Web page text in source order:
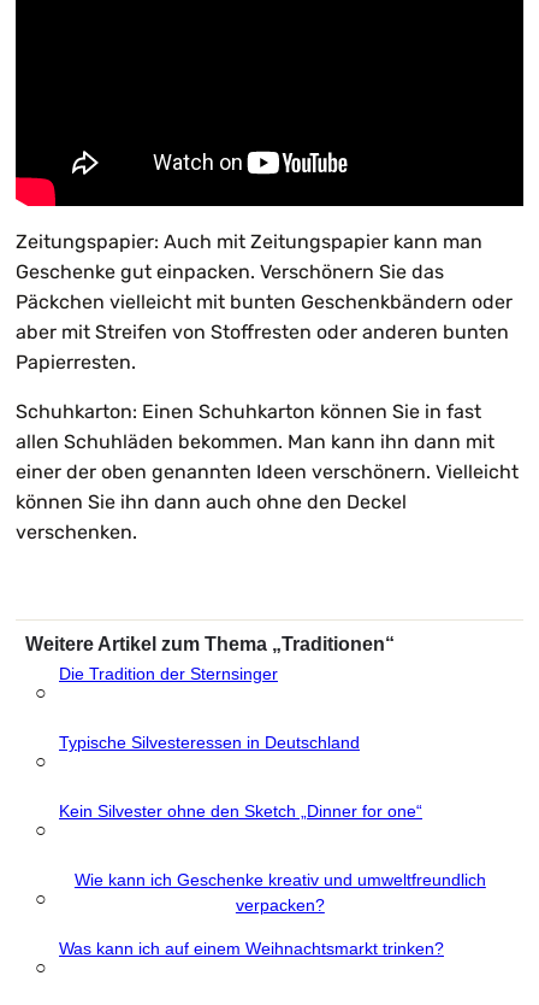
Zeitungspapier: Auch mit Zeitungspapier kann man
Geschenke gut einpacken. Verschönern Sie das
Päckchen vielleicht mit bunten Geschenkbändern oder
aber mit Streifen von Stoffresten oder anderen bunten
Papierresten.
Schuhkarton: Einen Schuhkarton können Sie in fast
allen Schuhläden bekommen. Man kann ihn dann mit
einer der oben genannten Ideen verschönern. Vielleicht
können Sie ihn dann auch ohne den Deckel
verschenken.
Weitere Artikel zum Thema „Traditionen“
○
Die Tradition der Sternsinger
○
Typische Silvesteressen in Deutschland
○
Kein Silvester ohne den Sketch „Dinner for one“
○
Wie kann ich Geschenke kreativ und umweltfreundlich
verpacken?
○
Was kann ich auf einem Weihnachtsmarkt trinken?